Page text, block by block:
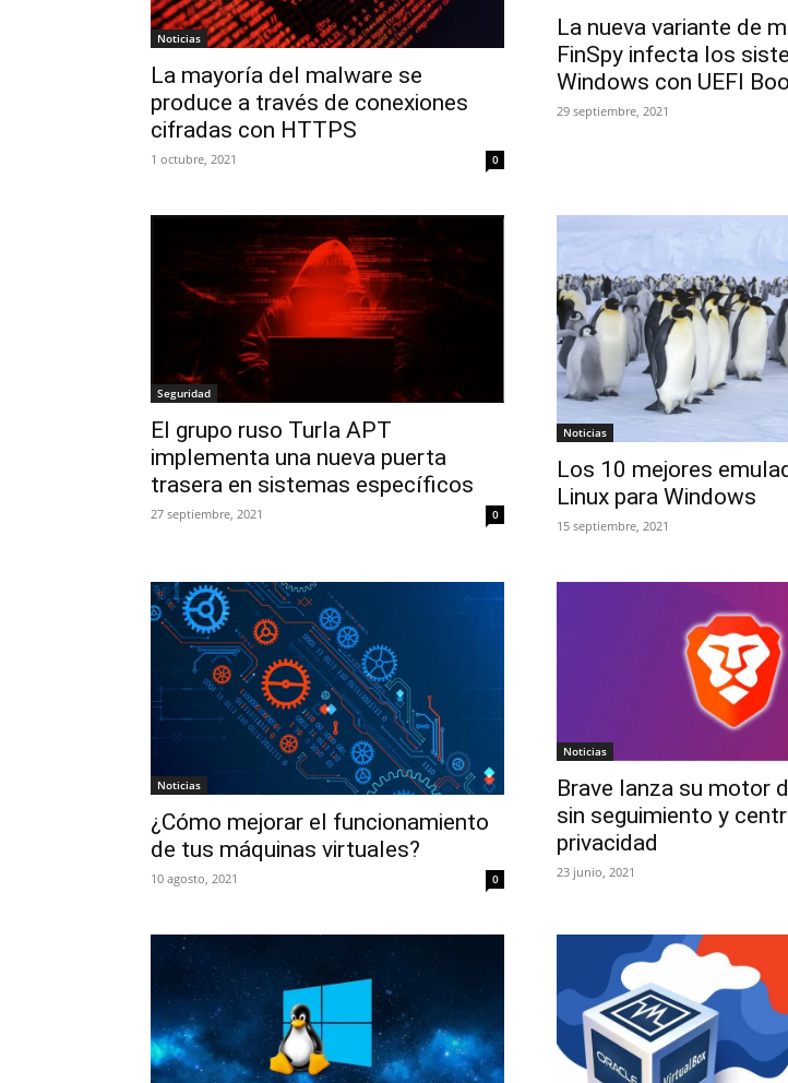
Noticias
La mayoría del malware se
produce a través de conexiones
cifradas con HTTPS
1 octubre, 2021 0
La nueva variante de
FinSpy infecta los
Windows con UEFI
29 septiembre, 2021
Seguridad
El grupo ruso Turla APT
implementa una nueva puerta
trasera en sistemas específicos
27 septiembre, 2021 0
Noticias
Los 10 mejores
Linux para Windows
15 septiembre, 2021
Noticias
¿Cómo mejorar el funcionamiento
de tus máquinas virtuales?
10 agosto, 2021 0
Noticias
Brave lanza su motor
sin seguimiento y
privacidad
23 junio, 2021